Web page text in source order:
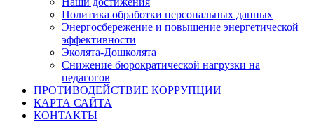
Политика обработки персональных данных
Энергосбережение и повышение энергетической
эффективности
Эколята-Дошколята
Снижение бюрократической нагрузки на
педагогов
ПРОТИВОДЕЙСТВИЕ КОРРУПЦИИ
КАРТА САЙТА
КОНТАКТЫ